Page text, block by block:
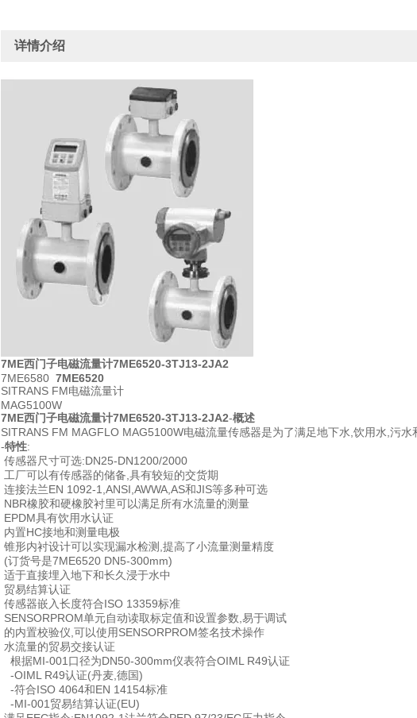
详情介绍
7ME西门子电磁流量计7ME6520-3TJ13-2JA2
7ME6580 7ME6520
SITRANS FM电磁流量计
MAG5100W
7ME西门子电磁流量计7ME6520-3TJ13-2JA2-概述
SITRANS FM MAGFLO MAG5100W电磁流量传感器是为了满足地下水,饮用水,污
-特性:
传感器尺寸可选:DN25-DN1200/2000
工厂可以有传感器的储备,具有较短的交货期
连接法兰EN 1092-1,ANSI,AWWA,AS和JIS等多种可选
NBR橡胶和硬橡胶衬里可以满足所有水流量的测量
EPDM具有饮用水认证
内置HC接地和测量电极
锥形内衬设计可以实现漏水检测,提高了小流量测量精度
(订货号是7ME6520 DN5-300mm)
适于直接埋入地下和长久浸于水中
贸易结算认证
传感器嵌入长度符合ISO 13359标准
SENSORPROM单元自动读取标定值和设置参数,易于调试
的内置校验仪,可以使用SENSORPROM签名技术操作
水流量的贸易交接认证
根据MI-001口径为DN50-300mm仪表符合OIML R49认证
-OIML R49认证(丹麦,德国)
-符合ISO 4064和EN 14154标准
-MI-001贸易结算认证(EU)